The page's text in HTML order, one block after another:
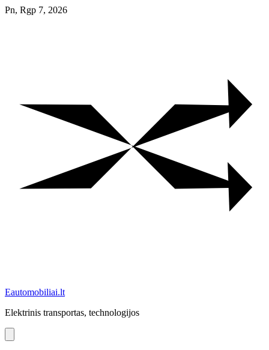
Skip
Pn, Rgp 7, 2026
Eautomobiliai.lt
Elektrinis transportas, technologijos